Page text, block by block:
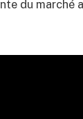
du marché